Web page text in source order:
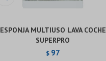
ESPONJA MULTIUSO LAVA COCHE
SUPERPRO
$ 97